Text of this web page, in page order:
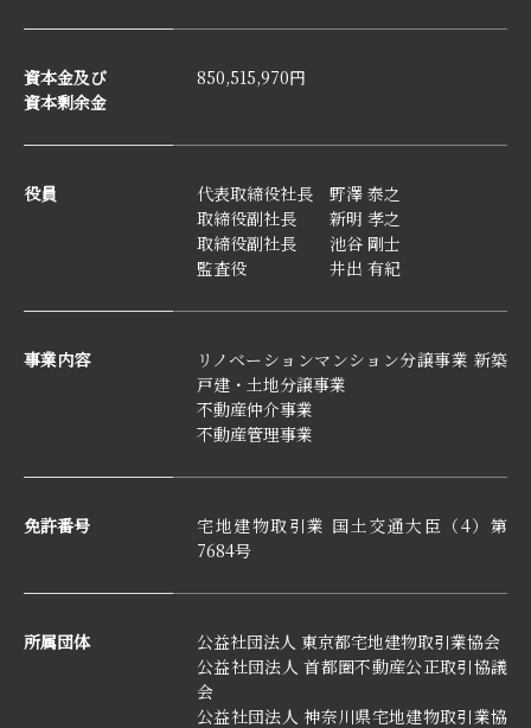
資本金及び
資本剰余金
850,515,970円
役員
代表取締役社長 野澤 泰之
取締役副社長 新明 孝之
取締役副社長 池谷 剛士
監査役 井出 有紀
事業内容
リノベーションマンション分譲事業 新築
戸建・土地分譲事業
不動産仲介事業
不動産管理事業
免許番号
宅地建物取引業 国土交通大臣（4）第
7684号
所属団体
公益社団法人 東京都宅地建物取引業協会
公益社団法人 首都圏不動産公正取引協議
会
公益社団法人 神奈川県宅地建物取引業協